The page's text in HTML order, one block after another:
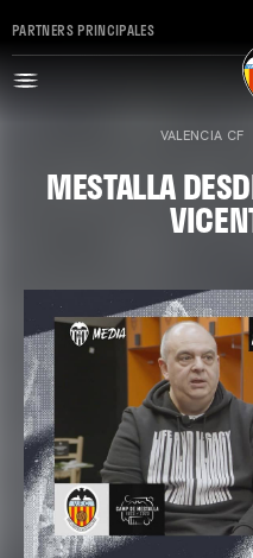
PARTNERS PRINCIPALES
VALENCIA CF
MESTALLA